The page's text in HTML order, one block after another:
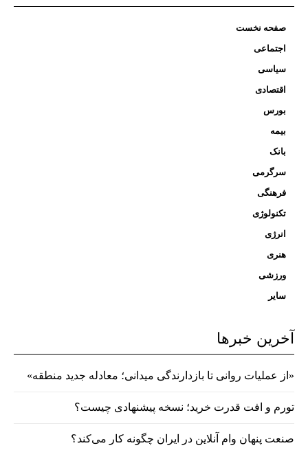
صفحه نخست
اجتماعی
سیاسی
اقتصادی
بورس
بیمه
بانک
سرگرمی
فرهنگی
تکنولوژی
انرژی
هنری
ورزشی
سایر
آخرین خبرها
«از عملیات روانی تا بازدارندگی میدانی؛ معادله جدید منطقه»
تورم و افت قدرت خرید؛ نسخه پیشنهادی چیست؟
صنعت پنهان وام آنلاین در ایران چگونه کار می‌کند؟